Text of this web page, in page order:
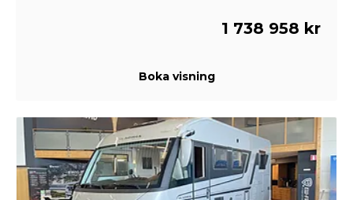
1 738 958 kr
Boka visning